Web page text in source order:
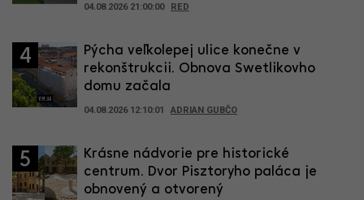
04.08.2026 21:00:00 RED
4
Pýcha veľkolepej ulice konečne v
rekonštrukcii. Obnova Swetlikovho
domu začala
04.08.2026 12:10:01 ADRIAN GUBČO
5
Krásne nádvorie pre historické
centrum. Dvor Pisztoryho paláca je
obnovený a otvorený